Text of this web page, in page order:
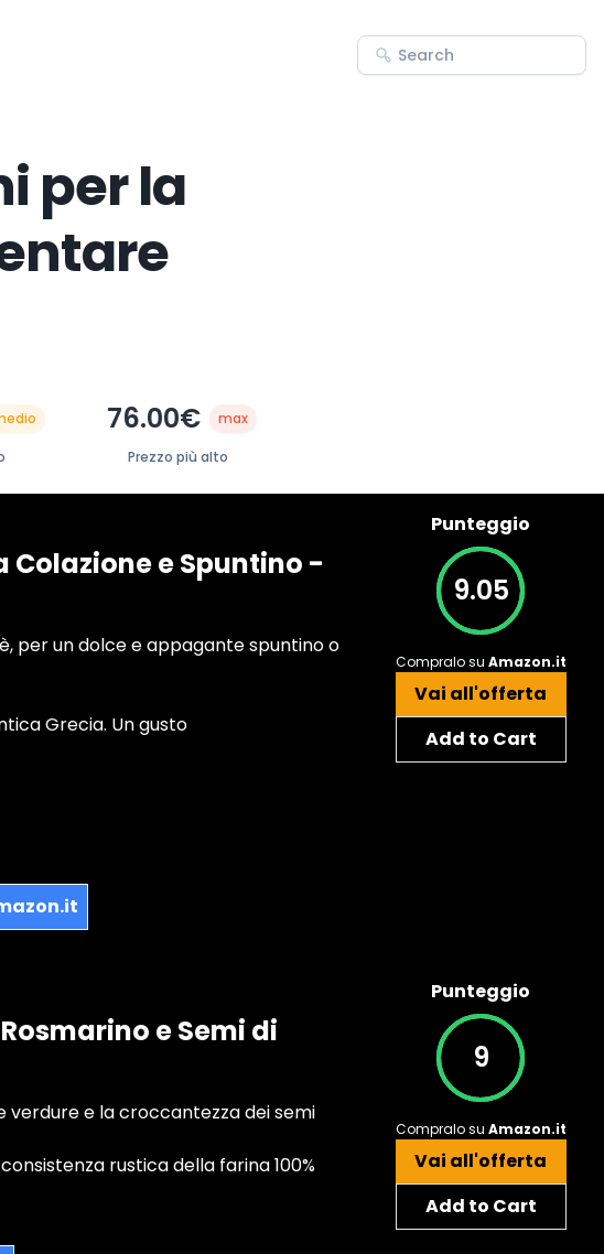
per la
76.00€ max
Prezzo più alto
e Spuntino -
per un dolce e appagante spuntino o
Grecia. Un gusto
Punteggio
9.05
Compralo su Amazon.it
Vai all'offerta
Add to Cart
e Semi di
verdure e la croccantezza dei semi
rustica della farina 100%
Punteggio
9
Compralo su Amazon.it
Vai all'offerta
Add to Cart